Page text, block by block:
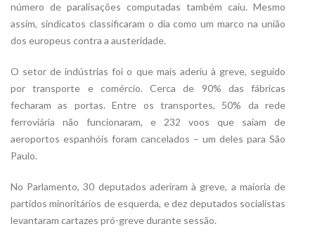
número de paralisações computadas também caiu. Mesmo
assim, sindicatos classificaram o dia como um marco na união
dos europeus contra a austeridade.
O setor de indústrias foi o que mais aderiu à greve, seguido
por transporte e comércio. Cerca de 90% das fábricas
fecharam as portas. Entre os transportes, 50% da rede
ferroviária não funcionaram, e 232 voos que saíam de
aeroportos espanhóis foram cancelados – um deles para São
Paulo.
No Parlamento, 30 deputados aderiram à greve, a maioria de
partidos minoritários de esquerda, e dez deputados socialistas
levantaram cartazes pró-greve durante sessão.